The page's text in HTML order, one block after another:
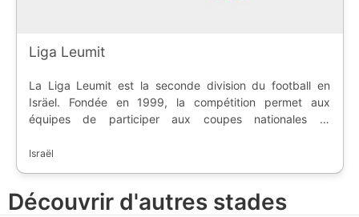
Liga Leumit
La Liga Leumit est la seconde division du football en
Isräel. Fondée en 1999, la compétition permet aux
équipes de participer aux coupes nationales et
Israël
Découvrir d'autres stades